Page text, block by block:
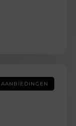
AANBIEDINGEN